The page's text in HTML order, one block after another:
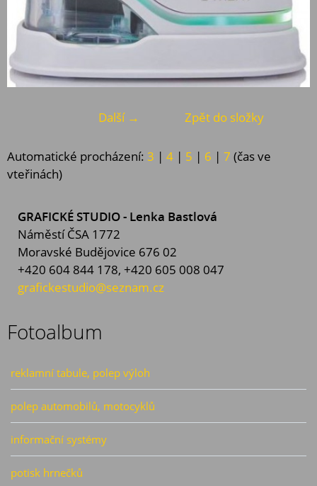
Další → Zpět do složky
Automatické procházení: 3 | 4 | 5 | 6 | 7 (čas ve
vteřinách)
GRAFICKÉ STUDIO - Lenka Bastlová
Náměstí ČSA 1772
Moravské Budějovice 676 02
+420 604 844 178, +420 605 008 047
grafickestudio@seznam.cz
Fotoalbum
reklamní tabule, polep výloh
polep automobilů, motocyklů
informační systémy
potisk hrnečků